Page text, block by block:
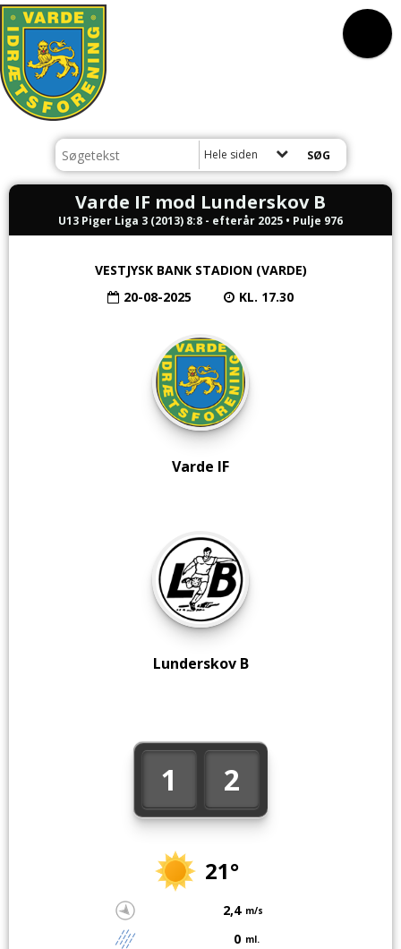
Hele siden
Varde IF mod Lunderskov B
U13 Piger Liga 3 (2013) 8:8 - efterår 2025 • Pulje 976
VESTJYSK BANK STADION (VARDE)
20-08-2025
KL. 17.30
Varde IF
1 2
21°
2,4 m/s
0 ml.
Lunderskov B